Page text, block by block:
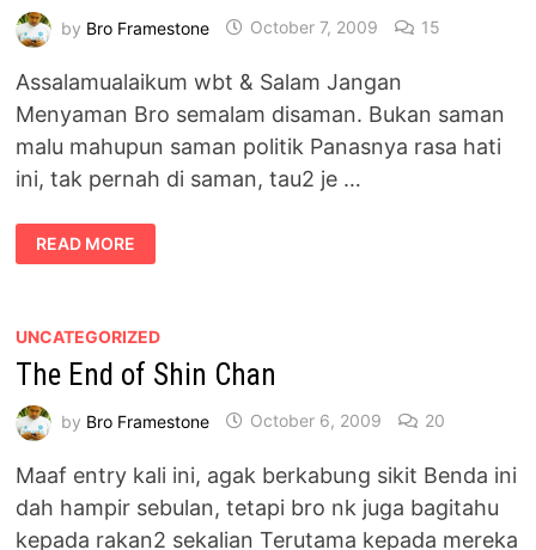
by Bro Framestone October 7, 2009 15
Assalamualaikum wbt & Salam Jangan
Menyaman Bro semalam disaman. Bukan saman
malu mahupun saman politik Panasnya rasa hati
ini, tak pernah di saman, tau2 je …
BRO
KENA
SAMAN
READ MORE
UNCATEGORIZED
The End of Shin Chan
by Bro Framestone October 6, 2009 20
Maaf entry kali ini, agak berkabung sikit Benda ini
dah hampir sebulan, tetapi bro nk juga bagitahu
kepada rakan2 sekalian Terutama kepada mereka